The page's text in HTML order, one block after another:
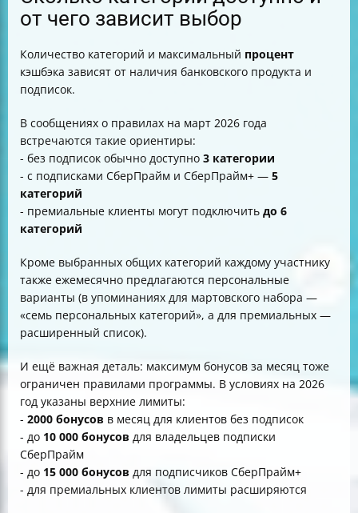
от чего зависит выбор
Количество категорий и максимальный процент
кэшбэка зависят от наличия банковского продукта и
подписок.
В сообщениях о правилах на март 2026 года
встречаются такие ориентиры:
- без подписок обычно доступно 3 категории
- с подписками СберПрайм и СберПрайм+ — 5
категорий
- премиальные клиенты могут подключить до 6
категорий
Кроме выбранных общих категорий каждому участнику
также ежемесячно предлагаются персональные
варианты (в упоминаниях для мартовского набора —
«семь персональных категорий», а для премиальных —
расширенный список).
И ещё важная деталь: максимум бонусов за месяц тоже
ограничен правилами программы. В условиях на 2026
год указаны верхние лимиты:
- 2000 бонусов в месяц для клиентов без подписок
- до 10 000 бонусов для владельцев подписки
СберПрайм
- до 15 000 бонусов для подписчиков СберПрайм+
- для премиальных клиентов лимиты расширяются